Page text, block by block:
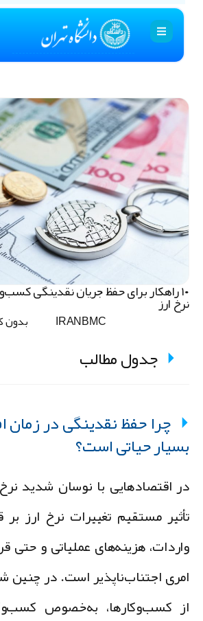
۱۰ راهکار برای حفظ جریان نقدینگی
ارز
IRANBMC بدون
جدول مطالب
چرا حفظ نقدینگی در زمان
حیاتی است؟
اقتصادهایی با نوسان شدید نرخ
مستقیم تغییرات نرخ ارز بر
هزینه‌های عملیاتی و حتی
اجتناب‌ناپذیر است. در چنین
کسب‌وکارها، به‌خصوص